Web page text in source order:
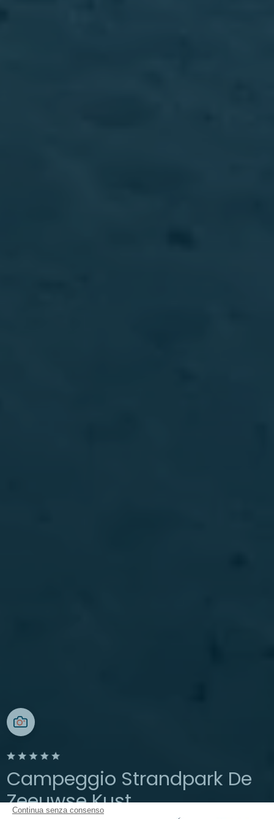
Continua senza consenso
Campeggio Strandpark De
Zeeuwse Kust